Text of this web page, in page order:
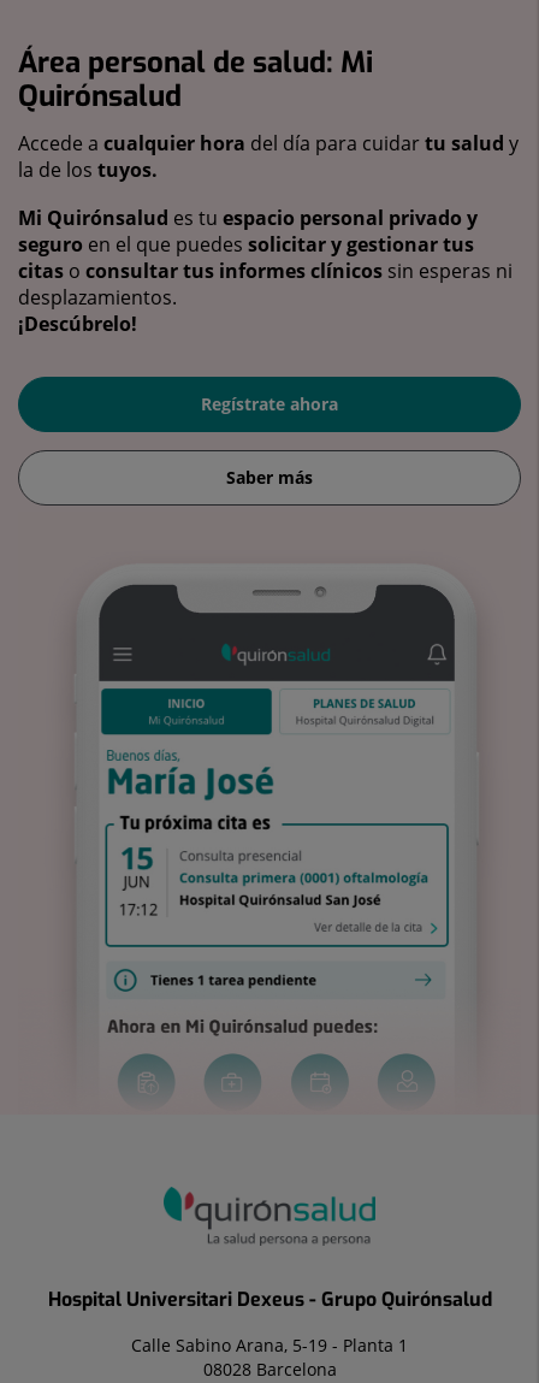
Área personal de salud: Mi
Quirónsalud
Accede a cualquier hora del día para cuidartu salud y
la de los tuyos.
Mi Quirónsalud es tu espacio personal privado y
seguro en el que puedes solicitar y gestionar tus
citas o consultar tus informes clínicos sin esperas ni
desplazamientos.
¡Descúbrelo!
Regístrate ahora
Saber más
Hospital Universitari Dexeus - Grupo Quirónsalud
Calle Sabino Arana, 5-19 - Planta 1
08028 Barcelona